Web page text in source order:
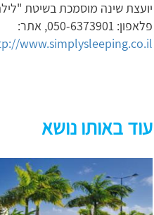
יועצת שינה מוסמכת בשיטת
פלאפון: 050-6373901, אתר:
www.simplysleeping.co.il/
עוד באותו נושא